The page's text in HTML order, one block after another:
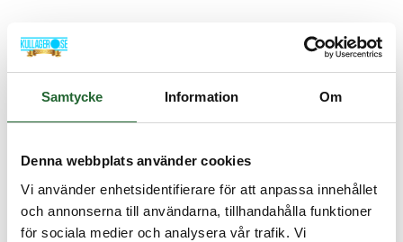
Samtycke Information Om
Denna webbplats använder cookies
Vi använder enhetsidentifierare för att anpassa innehållet
och annonserna till användarna, tillhandahålla funktioner
för sociala medier och analysera vår trafik. Vi
Artikelnamn:
Artnr:Z009
195,00 :-
Lägg i kundvagnen